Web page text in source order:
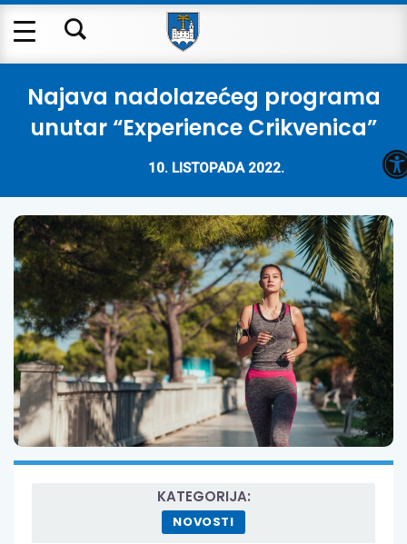
Najava nadolazećeg programa
unutar “Experience Crikvenica”
10. LISTOPADA 2022.
KATEGORIJA:
NOVOSTI